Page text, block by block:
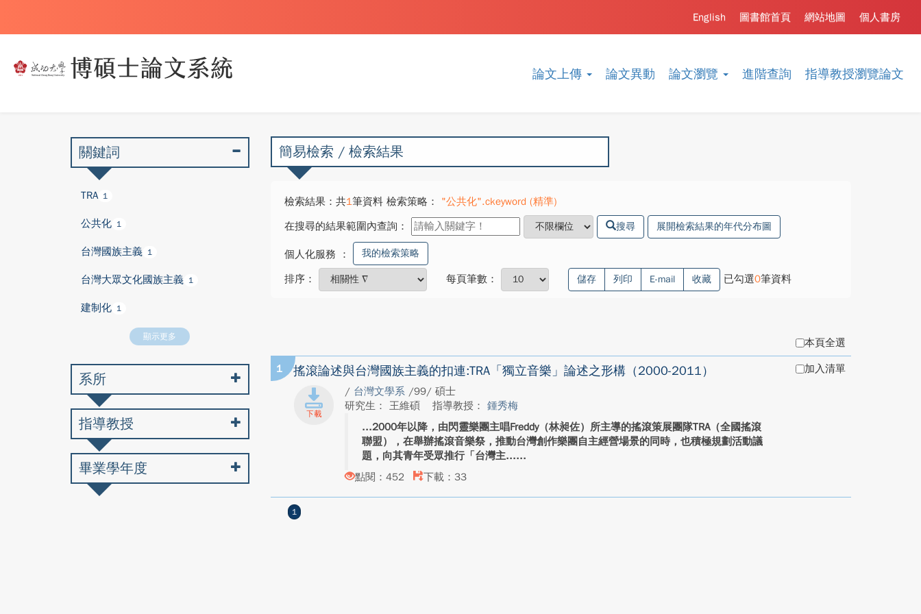
論文上傳 論文異動 論文瀏覽 進階查詢 指導教授瀏覽論文
個人書房
網站地圖
圖書館首頁
English
簡易檢索 / 檢索結果
檢索結果：共1筆資料 檢索策略：
"公共化".ckeyword (精準)
在搜尋的結果範圍內查詢：
搜尋 展開檢索結果的年代分布圖
個人化服務 ： 我的檢索策略
排序： 每頁筆數： 儲存 列印 E-mail 收藏 已勾選0筆資料
本頁全選
1 搖滾論述與台灣國族主義的扣連:TRA「獨立音樂」論述之形構（2000-2011）
/ 台灣文學系 /99/ 碩士
研究生： 王維碩
指導教授： 鍾秀梅
2000年以降，由閃靈樂團主唱Freddy（林昶佐）所主導的搖滾策展團隊TRA（全國搖滾
聯盟），在舉辦搖滾音樂祭，推動台灣創作樂團自主經營場景的同時，也積極規劃活動議
題，向其青年受眾推行「台灣主...
點閱：452
下載：33
加入清單
1
關鍵詞
TRA 1
公共化 1
台灣國族主義 1
台灣大眾文化國族主義 1
建制化 1
顯示更多
系所
指導教授
畢業學年度